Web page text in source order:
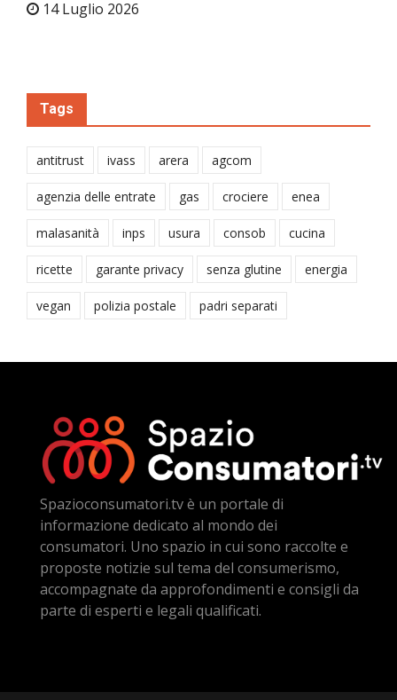
14 Luglio 2026
Tags
antitrust ivass arera agcom
agenzia delle entrate gas crociere enea
malasanità inps usura consob cucina
ricette garante privacy senza glutine energia
vegan polizia postale padri separati
Spazioconsumatori.tv è un portale di
informazione dedicato al mondo dei
consumatori. Uno spazio in cui sono raccolte e
proposte notizie sul tema del consumerismo,
accompagnate da approfondimenti e consigli da
parte di esperti e legali qualificati.